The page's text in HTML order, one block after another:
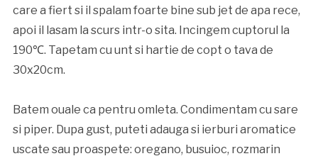
care a fiert si il spalam foarte bine sub jet de apa rece,
apoi il lasam la scurs intr-o sita. Incingem cuptorul la
190℃. Tapetam cu unt si hartie de copt o tava de
30x20cm.
Batem ouale ca pentru omleta. Condimentam cu sare
si piper. Dupa gust, puteti adauga si ierburi aromatice
uscate sau proaspete: oregano, busuioc, rozmarin